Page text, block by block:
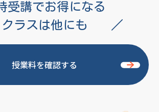
受講でお得になる
クラスは他にも
／
授業料を確認する